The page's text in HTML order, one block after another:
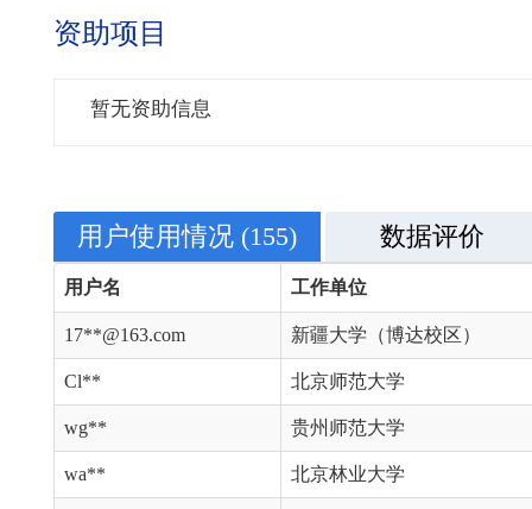
资助项目
暂无资助信息
用户使用情况 (155) 数据评价
用户名 工作单位
17**@163.com 新疆大学（博达校区）
Cl** 北京师范大学
wg** 贵州师范大学
wa** 北京林业大学